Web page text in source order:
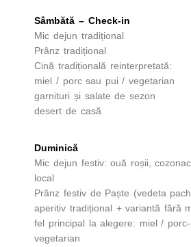
Sâmbătă – Check-in
Mic dejun tradițional
Prânz tradițional
Cină tradițională reinterpretată:
miel / porc sau pui / vegetarian
garnituri și salate de sezon
desert de casă
Duminică
Mic dejun festiv: ouă roșii,
local
Prânz festiv de Paște (vedeta
aperitiv tradițional + variantă fără
fel principal la alegere: miel /
vegetarian